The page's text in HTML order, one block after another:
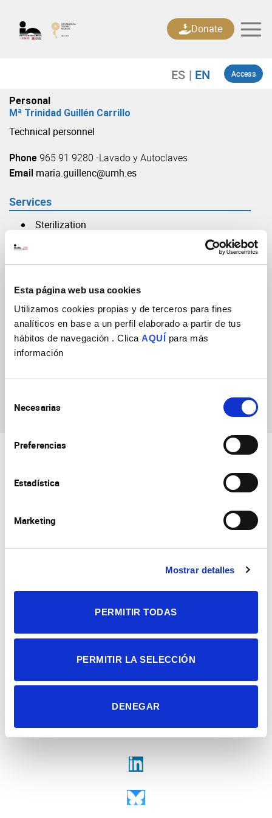
Esta página web usa cookies
Utilizamos cookies propias y de terceros para fines
analíticos en base a un perfil elaborado a partir de tus
hábitos de navegación . Clica AQUÍ para más
información
Necesarias
Preferencias
Estadística
Marketing
Mostrar detalles
PERMITIR TODAS
PERMITIR LA SELECCIÓN
DENEGAR
content
Access
Donate
Personal
Mª Trinidad Guillén Carrillo
Technical personnel
Phone 965 91 9280 -Lavado y Autoclaves
Email maria.guillenc@umh.es
Services
Sterilization
Mª Trinidad Guillén
Carrillo